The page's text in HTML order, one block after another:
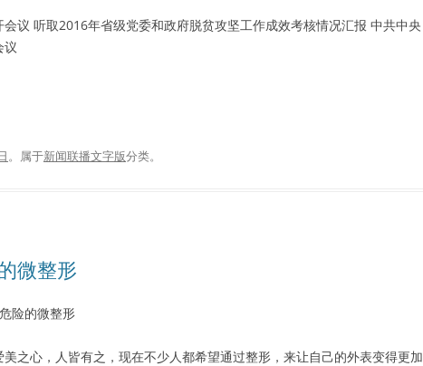
议 听取2016年省级党委和政府脱贫攻坚工作成效考核情况汇报 中共中央
议
。属于新闻联播文字版分类。
微整形
险的微整形
美之心，人皆有之，现在不少人都希望通过整形，来让自己的外表变得更加